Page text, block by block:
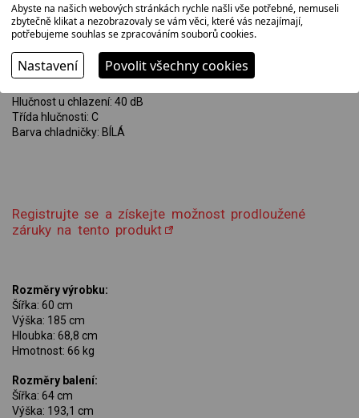
Spotřeba energie za rok: 249 kWh/rok
Supermrazení: ANO
Displej: vnější
Prázdninový režim: ANO
Změna otevírání dveří: ANO
Hlučnost u chlazení: 40 dB
Třída hlučnosti: C
Barva chladničky: BÍLÁ
Registrujte se a získejte možnost prodloužené
záruky na tento produkt
Rozměry výrobku:
Šířka: 60 cm
Výška: 185 cm
Hloubka: 68,8 cm
Hmotnost: 66 kg
Rozměry balení:
Šířka: 64 cm
Výška: 193,1 cm
Abyste na našich webových stránkách rychle našli vše potřebné, nemuseli
zbytečně klikat a nezobrazovaly se vám věci, které vás nezajímají,
potřebujeme souhlas se zpracováním souborů cookies.
Nastavení Povolit všechny cookies